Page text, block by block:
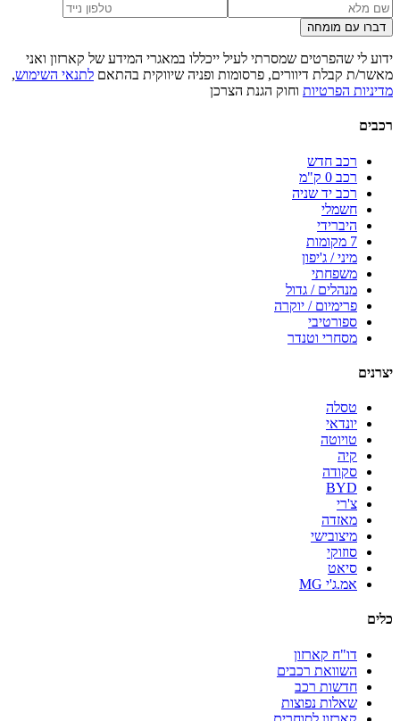
דברו עם מומחה
ידוע לי שהפרטים שמסרתי לעיל ייכללו במאגרי המידע של קארזון ואני
מאשר/ת קבלת דיוורים, פרסומות ופניה שיווקית בהתאם לתנאי השימוש,
מדיניות הפרטיות וחוק הגנת הצרכן
רכבים
רכב חדש
רכב 0 ק"מ
רכב יד שניה
חשמלי
היברידי
7 מקומות
מיני / ג'יפון
משפחתי
מנהלים / גדול
פרימיום / יוקרה
ספורטיבי
מסחרי וטנדר
יצרנים
טסלה
יונדאי
טויוטה
קיה
סקודה
BYD
צ'רי
מאזדה
מיצובישי
סוזוקי
סיאט
אמ.ג'י MG
כלים
דו"ח קארזון
השוואת רכבים
חדשות רכב
שאלות נפוצות